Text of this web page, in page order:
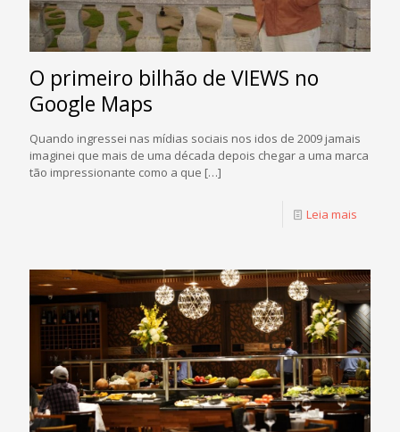
O primeiro bilhão de VIEWS no
Google Maps
Quando ingressei nas mídias sociais nos idos de 2009 jamais
imaginei que mais de uma década depois chegar a uma marca
tão impressionante como a que […]
Leia mais